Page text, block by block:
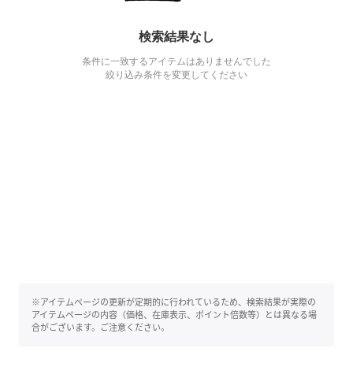
検索結果なし
条件に一致するアイテムはありませんでした
絞り込み条件を変更してください
※アイテムページの更新が定期的に行われているため、検索結果が実際の
アイテムページの内容（価格、在庫表示、ポイント倍数等）とは異なる場
合がございます。ご注意ください。